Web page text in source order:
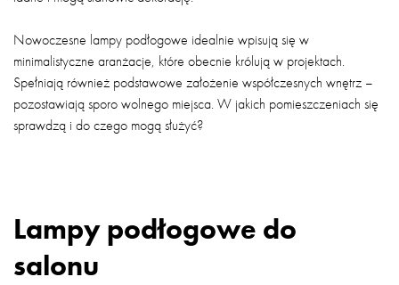
Nowoczesne lampy podłogowe idealnie wpisują się w
minimalistyczne aranżacje, które obecnie królują w projektach.
Spełniają również podstawowe założenie współczesnych wnętrz –
pozostawiają sporo wolnego miejsca. W jakich pomieszczeniach się
sprawdzą i do czego mogą służyć?
Lampy podłogowe do
salonu